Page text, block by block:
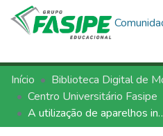
Início
Centro Universitário Fasipe
A utilização de aparelhos intraorais